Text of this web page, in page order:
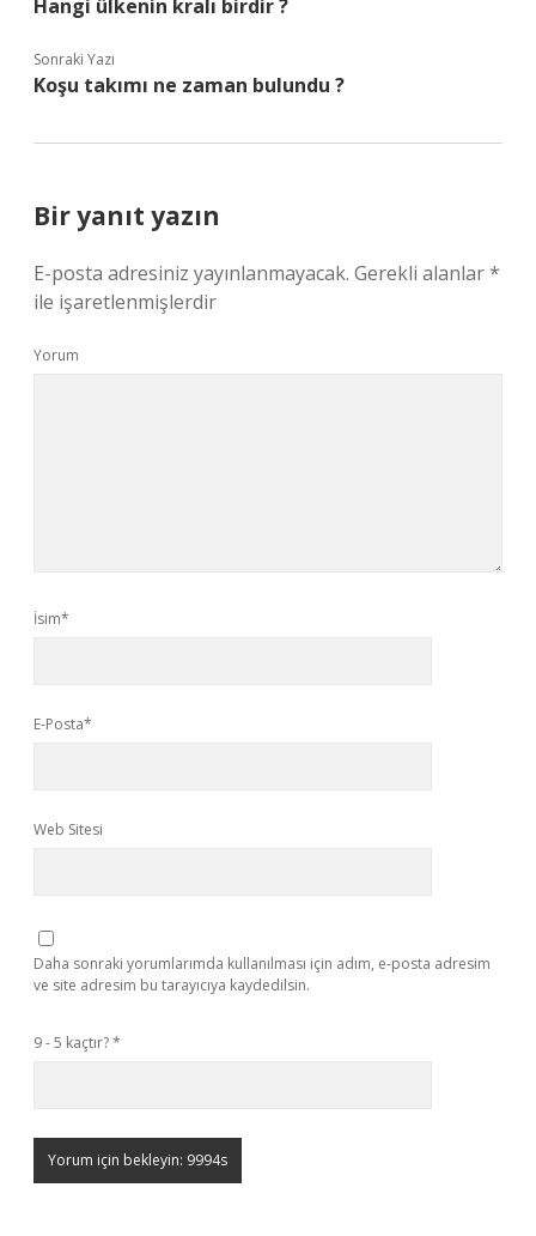
Hangi ülkenin kralı birdir ?
Sonraki Yazı
Koşu takımı ne zaman bulundu ?
Bir yanıt yazın
E-posta adresiniz yayınlanmayacak. Gerekli alanlar*
ile işaretlenmişlerdir
Yorum
İsim*
E-Posta*
Web Sitesi
Daha sonraki yorumlarımda kullanılması için adım, e-posta adresim
ve site adresim bu tarayıcıya kaydedilsin.
9 - 5 kaçtır?*